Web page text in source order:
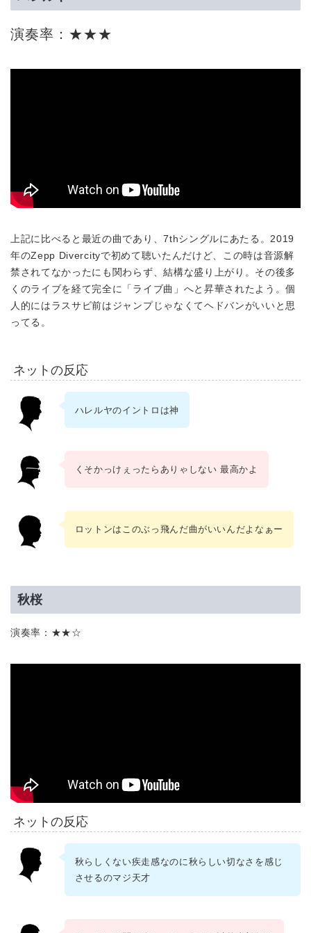
演奏率：★★★
上記に比べると最近の曲であり、7thシングルにあたる。2019
年のZepp Divercityで初めて聴いたんだけど、この時は音源解
禁されてなかったにも関わらず、結構な盛り上がり。その後多
くのライブを経て完全に「ライブ曲」へと昇華されたよう。個
人的にはラスサビ前はジャンプじゃなくてヘドバンがいいと思
ってる。
ネットの反応
ハレルヤのイントロは神
くそかっけぇったらありゃしない 最高かよ
ロットンはこのぶっ飛んだ曲がいいんだよなぁー
秋桜
演奏率：★★☆
ネットの反応
秋らしくない疾走感なのに秋らしい切なさを感じ
させるのマジ天才